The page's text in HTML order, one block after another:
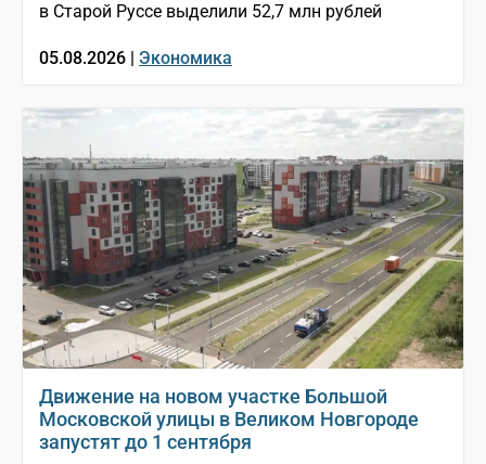
в Старой Руссе выделили 52,7 млн рублей
05.08.2026 | Экономика
Движение на новом участке Большой
Московской улицы в Великом Новгороде
запустят до 1 сентября